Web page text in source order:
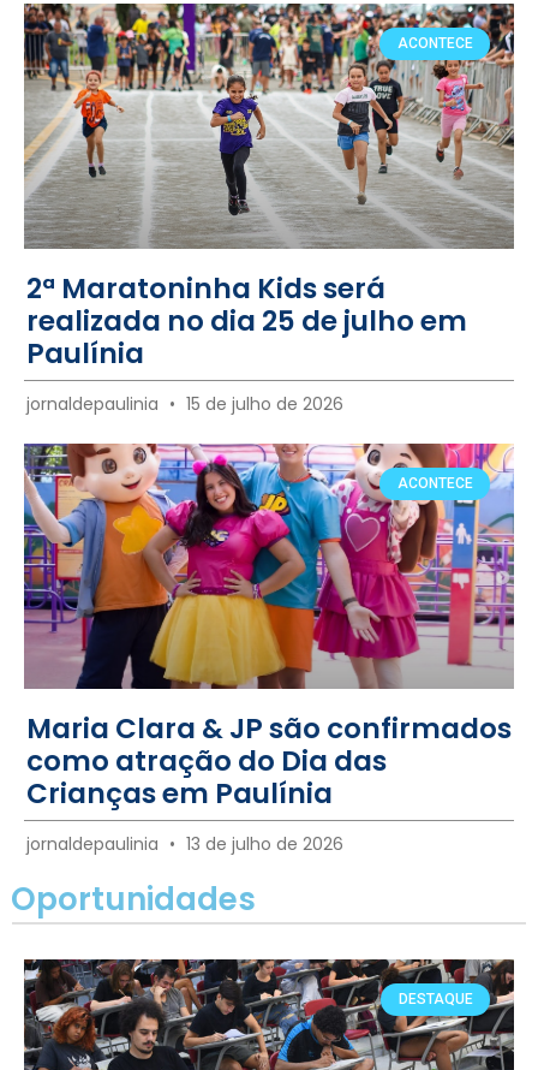
ACONTECE
2ª Maratoninha Kids será
realizada no dia 25 de julho em
Paulínia
jornaldepaulinia 15 de julho de 2026
ACONTECE
Maria Clara & JP são confirmados
como atração do Dia das
Crianças em Paulínia
jornaldepaulinia 13 de julho de 2026
Oportunidades
DESTAQUE